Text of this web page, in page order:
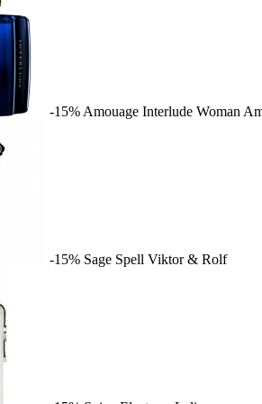
-15% Amouage Interlude Woman
-15% Sage Spell Viktor & Rolf